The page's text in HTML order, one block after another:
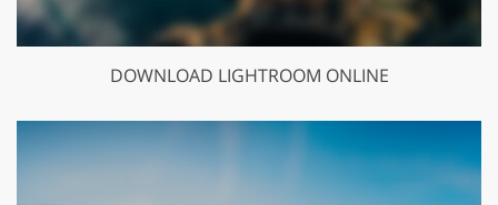
DOWNLOAD LIGHTROOM ONLINE